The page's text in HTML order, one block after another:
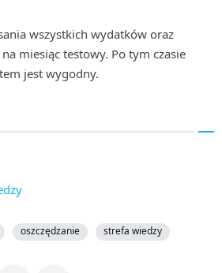
wszystkich wydatków oraz
miesiąc testowy. Po tym czasie
jest wygodny.
oszczędzanie strefa wiedzy